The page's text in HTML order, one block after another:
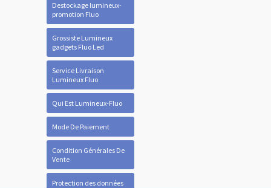
Destockage lumineux-
promotion Fluo
Grossiste Lumineux
gadgets Fluo Led
Service Livraison
Lumineux Fluo
Qui Est Lumineux-Fluo
Mode De Paiement
Condition Générales De
Vente
Protection des données